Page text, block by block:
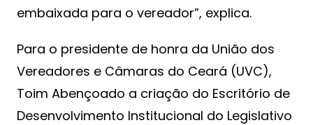
embaixada para o vereador”, explica.
Para o presidente de honra da União dos
Vereadores e Câmaras do Ceará (UVC),
Toim Abençoado a criação do Escritório de
Desenvolvimento Institucional do Legislativo